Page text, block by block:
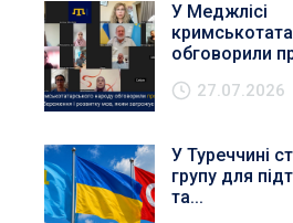
У Меджлісі
обговорили
27.07.2026
У Туреччині
групу для
та...